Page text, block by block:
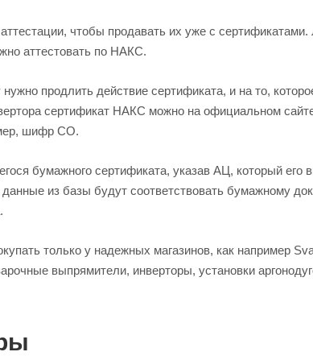
чтобы продавать их уже с сертификатами.
аттестовать по НАКС.
продлить действие сертификата, и на то,
сертификат НАКС можно на официальном
шифр СО.
бумажного сертификата, указав АЦ, который его
из базы будут соответствовать бумажному
только у надежных магазинов, как например
выпрямители, инверторы, установки